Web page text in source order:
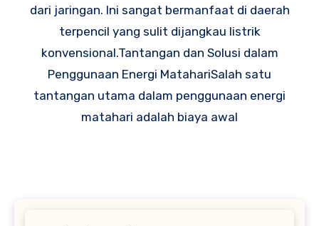
dari jaringan. Ini sangat bermanfaat di daerah
terpencil yang sulit dijangkau listrik
konvensional.Tantangan dan Solusi dalam
Penggunaan Energi MatahariSalah satu
tantangan utama dalam penggunaan energi
matahari adalah biaya awal